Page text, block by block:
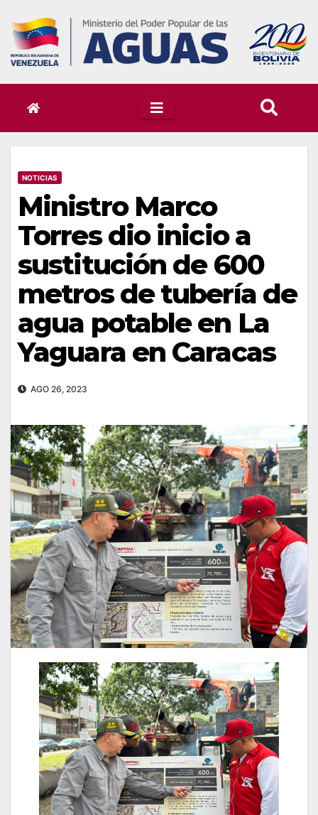
content
NOTICIAS
Ministro Marco
Torres dio inicio a
sustitución de 600
metros de tubería de
agua potable en La
Yaguara en Caracas
AGO 26, 2023